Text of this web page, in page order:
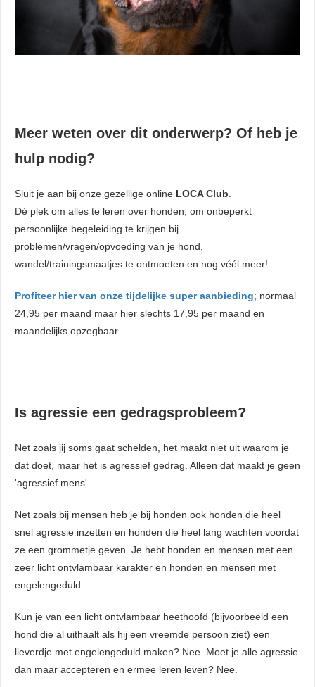
Meer weten over dit onderwerp? Of heb je
hulp nodig?
Sluit je aan bij onze gezellige online LOCA Club
Dé plek om alles te leren over honden, om onbeperkt
persoonlijke begeleiding te krijgen bij
problemen/vragen/opvoeding van je hond,
wandel/trainingsmaatjes te ontmoeten en nog véél meer!
Profiteer hier van onze tijdelijke super aanbieding; normaal
24,95 per maand maar hier slechts 17,95 per maand en
maandelijks opzegbaar.
Is agressie een gedragsprobleem?
Net zoals jij soms gaat schelden, het maakt niet uit waarom je
dat doet, maar het is agressief gedrag. Alleen dat maakt je geen
'agressief mens'.
Net zoals bij mensen heb je bij honden ook honden die heel
snel agressie inzetten en honden die heel lang wachten voordat
ze een grommetje geven. Je hebt honden en mensen met een
zeer licht ontvlambaar karakter en honden en mensen met
engelengeduld.
Kun je van een licht ontvlambaar heethoofd (bijvoorbeeld een
hond die al uithaalt als hij een vreemde persoon ziet) een
lieverdje met engelengeduld maken? Nee. Moet je alle agressie
dan maar accepteren en ermee leren leven? Nee.